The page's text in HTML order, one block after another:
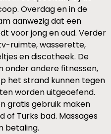
Overdag en in de
aanwezig dat een
voor jong en oud. Verder
ruimte, wasserette,
en discotheek. De
onder andere fitnessen,
het strand kunnen tegen
worden uitgeoefend.
gratis gebruik maken
of Turks bad. Massages
betaling.